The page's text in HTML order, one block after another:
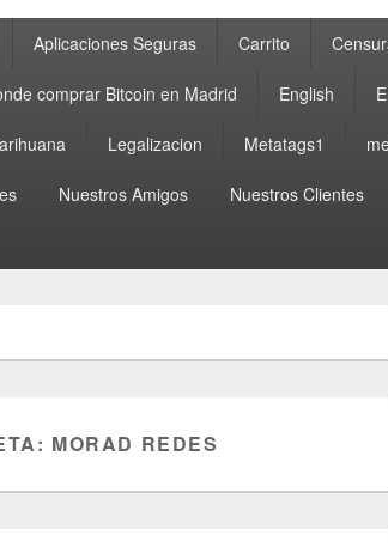
Aplicaciones Seguras Carrito
comprar Bitcoin en Madrid English
Legalizacion Metatags1
Nuestros Amigos Nuestros Clientes
MORAD REDES